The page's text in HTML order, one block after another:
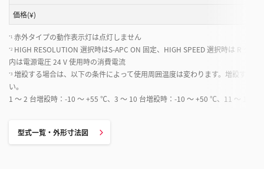
価格(¥)
*1 赤外タイプの動作表示灯は点灯しません
*2 HIGH RESOLUTION 選択時はS-APC ON 固定、HIGH SPEED 選択時は R タ
内は電源電圧 24 V 使用時の消費電流
*3 増設する場合は、以下の条件によって使用周囲温度は変わります。増設する
い。
1 ～ 2 台増設時：-10 ～ +55 ℃、3 ～ 10 台増設時：-10 ～ +50 ℃、11 ～ 16
型式一覧・外形寸法図